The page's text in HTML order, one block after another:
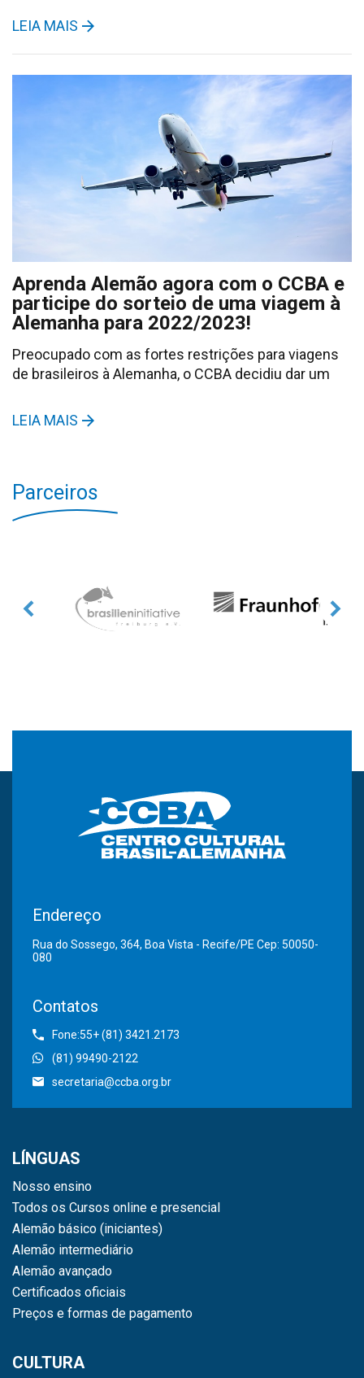
LEIA MAIS
Aprenda Alemão agora com o CCBA e
participe do sorteio de uma viagem à
Alemanha para 2022/2023!
Preocupado com as fortes restrições para viagens
de brasileiros à Alemanha, o CCBA decidiu dar um
LEIA MAIS
Parceiros
Endereço
Rua do Sossego, 364, Boa Vista - Recife/PE Cep: 50050-
080
Contatos
Fone:55+ (81) 3421.2173
(81) 99490-2122
secretaria@ccba.org.br
LÍNGUAS
Nosso ensino
Todos os Cursos online e presencial
Alemão básico (iniciantes)
Alemão intermediário
Alemão avançado
Certificados oficiais
Preços e formas de pagamento
CULTURA